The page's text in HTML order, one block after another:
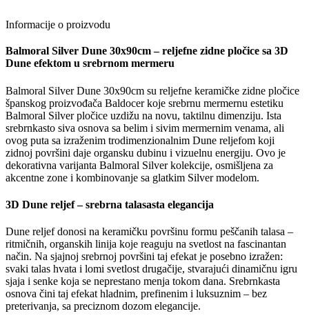
Informacije o proizvodu
Balmoral Silver Dune 30x90cm – reljefne zidne pločice sa 3D
Dune efektom u srebrnom mermeru
Balmoral Silver Dune 30x90cm su reljefne keramičke zidne pločice
španskog proizvođača Baldocer koje srebrnu mermernu estetiku
Balmoral Silver pločice uzdižu na novu, taktilnu dimenziju. Ista
srebrnkasto siva osnova sa belim i sivim mermernim venama, ali
ovog puta sa izraženim trodimenzionalnim Dune reljefom koji
zidnoj površini daje organsku dubinu i vizuelnu energiju. Ovo je
dekorativna varijanta Balmoral Silver kolekcije, osmišljena za
akcentne zone i kombinovanje sa glatkim Silver modelom.
3D Dune reljef – srebrna talasasta elegancija
Dune reljef donosi na keramičku površinu formu peščanih talasa –
ritmičnih, organskih linija koje reaguju na svetlost na fascinantan
način. Na sjajnoj srebrnoj površini taj efekat je posebno izražen:
svaki talas hvata i lomi svetlost drugačije, stvarajući dinamičnu igru
sjaja i senke koja se neprestano menja tokom dana. Srebrnkasta
osnova čini taj efekat hladnim, prefinenim i luksuznim – bez
preterivanja, sa preciznom dozom elegancije.